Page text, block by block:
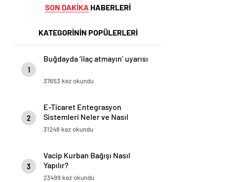
SON DAKİKA HABERLERİ
KATEGORİNİN POPÜLERLERİ
1
Buğdayda ‘ilaç atmayın’ uyarısı
37653 kez okundu
2
E-Ticaret Entegrasyon
Sistemleri Neler ve Nasıl
Yapılır?
31248 kez okundu
3
Vacip Kurban Bağışı Nasıl
Yapılır?
23499 kez okundu